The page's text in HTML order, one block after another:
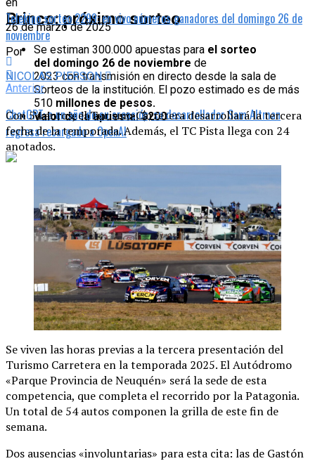
Brinco: próximo sorteo
Se estiman 300.000 apuestas para el sorteo
del domingo 26 de noviembre de
2023 con transmisión en directo desde la sala de
Sorteos de la institución. El pozo estimado es de más
510 millones de pesos.
Valor de la apuesta: $200
Telekino sorteo 2299: en vivo números ganadores del domingo 26 de
noviembre
Anterior
ChatGPT: a un año de su creación, su desarrollador Sam Altman
regresa recargado a OpenAI
26 de marzo de 2025
Por
NICOLAS PIERSON
Con 54 autos, el Turismo Carretera desarrollará la tercera
fecha de la temporada. Además, el TC Pista llega con 24
anotados.
Se viven las horas previas a la tercera presentación del
Turismo Carretera en la temporada 2025. El Autódromo
«Parque Provincia de Neuquén» será la sede de esta
competencia, que completa el recorrido por la Patagonia.
Un total de 54 autos componen la grilla de este fin de
semana.
Dos ausencias «involuntarias» para esta cita: las de Gastón